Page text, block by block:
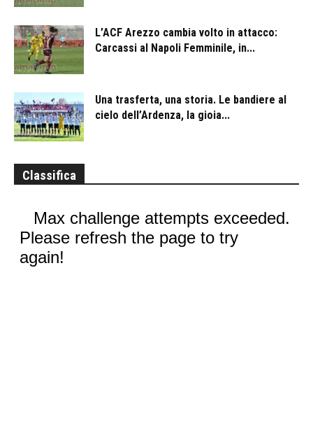
L’ACF Arezzo cambia volto in attacco:
Carcassi al Napoli Femminile, in...
Una trasferta, una storia. Le bandiere al
cielo dell’Ardenza, la gioia...
Classifica